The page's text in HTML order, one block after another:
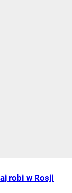
robi w Rosji